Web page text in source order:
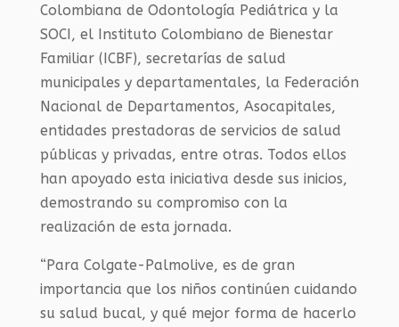
Colombiana de Odontología Pediátrica y la
SOCI, el Instituto Colombiano de Bienestar
Familiar (ICBF), secretarías de salud
municipales y departamentales, la Federación
Nacional de Departamentos, Asocapitales,
entidades prestadoras de servicios de salud
públicas y privadas, entre otras. Todos ellos
han apoyado esta iniciativa desde sus inicios,
demostrando su compromiso con la
realización de esta jornada.
“Para Colgate-Palmolive, es de gran
importancia que los niños continúen cuidando
su salud bucal, y qué mejor forma de hacerlo